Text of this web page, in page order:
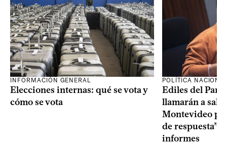
INFORMACIÓN GENERAL
Elecciones internas: qué se vota y
cómo se vota
POLÍTICA
Ediles del
llamarán a sala
Montevideo
de respuesta”
informes